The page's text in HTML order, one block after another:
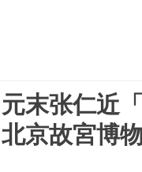
元末张仁近
北京故宮博